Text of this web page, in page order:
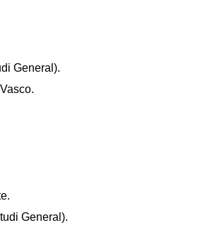
General).
General).